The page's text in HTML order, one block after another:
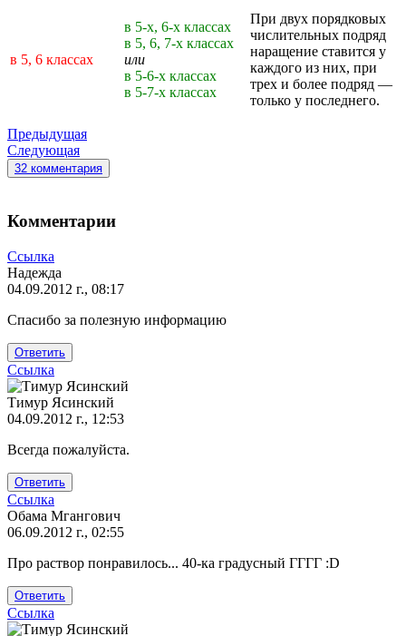
в 5, 6 классах
в 5-х, 6-х классах
в 5, 6, 7-х классах
или
в 5-6-х классах
в 5-7-х классах
При двух порядковых
числительных подряд
наращение ставится у
каждого из них, при
трех и более подряд —
только у последнего.
Предыдущая
Следующая
32 комментария
Комментарии
Ссылка
Надежда
04.09.2012 г., 08:17
Спасибо за полезную информацию
Ответить
Ссылка
Тимур Ясинский
04.09.2012 г., 12:53
Ответ
Спасибо
за
полезную
от
Всегда пожалуйста.
Ответить
Ссылка
Обама Мгангович
06.09.2012 г., 02:55
Про раствор понравилось... 40-ка градусный ГГГГ :D
Ответить
Ссылка